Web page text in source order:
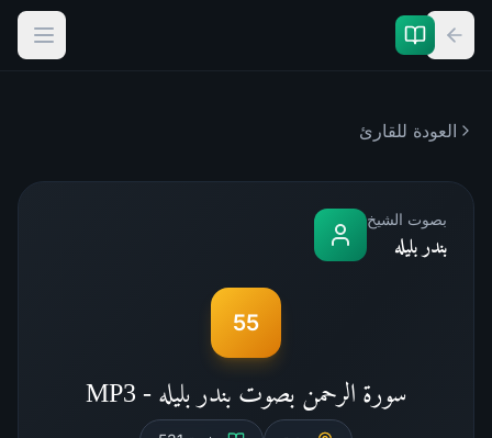
العودة للقارئ
بصوت الشيخ
بندر بليله
55
سورة الرحمن بصوت بندر بليله - MP3